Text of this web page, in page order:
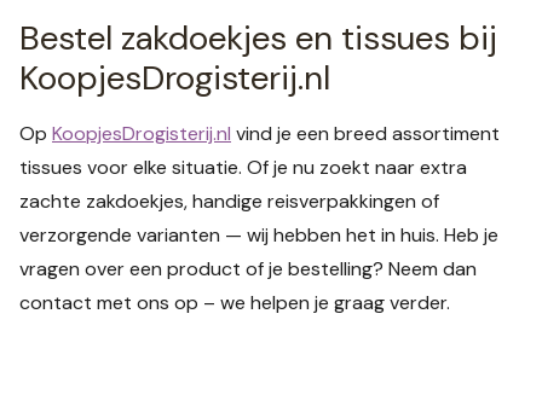
Bestel zakdoekjes en tissues bij
KoopjesDrogisterij.nl
Op KoopjesDrogisterij.nl vind je een breed assortiment
tissues voor elke situatie. Of je nu zoekt naar extra
zachte zakdoekjes, handige reisverpakkingen of
verzorgende varianten — wij hebben het in huis. Heb je
vragen over een product of je bestelling? Neem dan
contact met ons op – we helpen je graag verder.